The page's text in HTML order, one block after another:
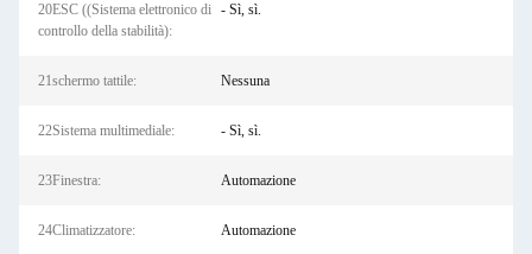
20ESC ((Sistema elettronico di
controllo della stabilità):
- Sì, sì.
21schermo tattile: Nessuna
22Sistema multimediale: - Sì, sì.
23Finestra: Automazione
24Climatizzatore: Automazione